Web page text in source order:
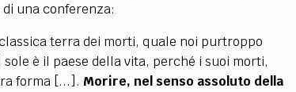
una conferenza:
terra dei morti, quale noi purtroppo
è il paese della vita, perché i suoi morti,
forma [...]. Morire, nel senso assoluto della